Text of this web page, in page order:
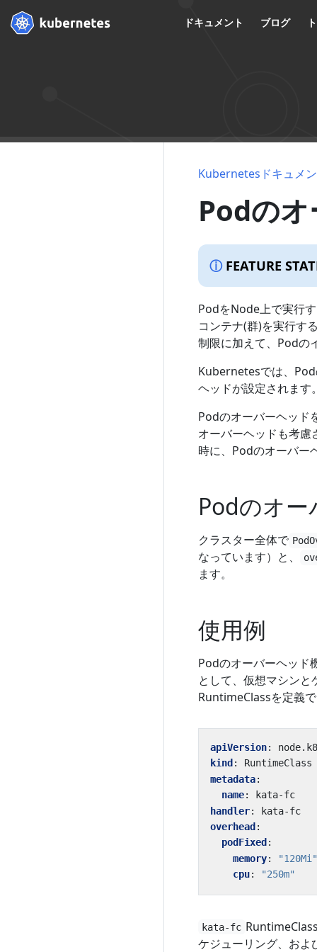
ドキュメント ブログ
Kubernetesドキュメ
Podの
FEATURE
PodをNode上で実行
コンテナ(群)を実行す
制限に加えて、Podの
Kubernetesでは、
ヘッドが設定されます
Podのオーバーヘッド
オーバーヘッドも考
時に、Podのオーバー
Podのオ
クラスター全体で
なっています）と、
ます。
使用例
Podのオーバーヘッド
として、仮想マシン
RuntimeClassを定義
apiVersion:
kind :
RuntimeClass
metadata:
name:
kata-fc
handler:
kata-fc
overhead :
podFixed :
memory:
"120Mi"
cpu: "250m"
kata-fc
ケジューリング、お